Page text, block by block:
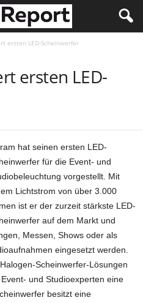
ersten LED-Scheinwerfer
ersten LED-
hat seinen ersten LED-
für die Event- und
vorgestellt. Mit
Lichtstrom von über 3.000
ist er der zurzeit stärkste LED-
auf dem Markt und
Messen, Shows oder als
eingesetzt werden.
Scheinwerfer-Lösungen
und Studioexperten eine
besitzt eine